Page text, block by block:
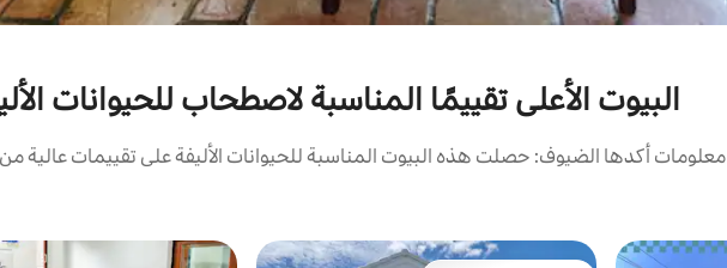
البيوت الأعلى تقييمًا المناسبة لاصطحاب للحيوانات
معلومات أكدها الضيوف: حصلت هذه البيوت المناسبة للحيوانات الأليفة على تقييمات عالية